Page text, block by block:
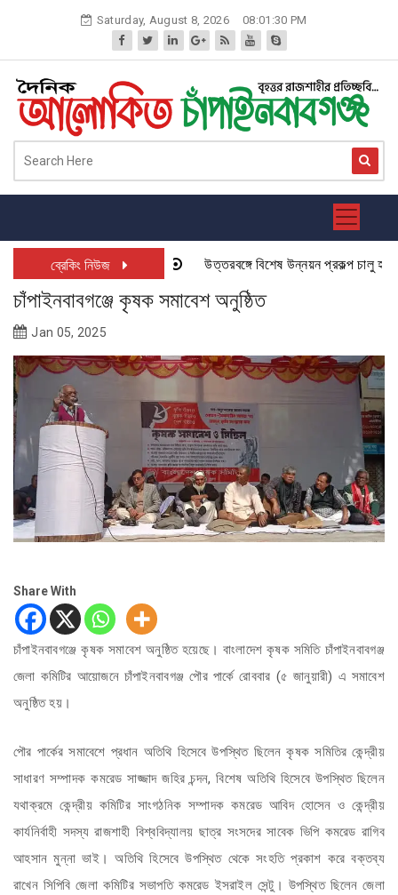
Saturday, August 8, 2026 08:01:30 PM
ব্রেকিং নিউজ উত্তরবঙ্গে বিশেষ উন্নয়ন প্রকল্প চালু হতে
চাঁপাইনবাবগঞ্জে কৃষক সমাবেশ অনুষ্ঠিত
Jan 05, 2025
Share With
চাঁপাইনবাবগঞ্জে কৃষক সমাবেশ অনুষ্ঠিত হয়েছে। বাংলাদেশ কৃষক সমিতি চাঁপাইনবাবগঞ্জ
জেলা কমিটির আয়োজনে চাঁপাইনবাবগঞ্জ পৌর পার্কে রোববার (৫ জানুয়ারী) এ সমাবেশ
অনুষ্ঠিত হয়।
পৌর পার্কের সমাবেশে প্রধান অতিথি হিসেবে উপস্থিত ছিলেন কৃষক সমিতির কেন্দ্রীয়
সাধারণ সম্পাদক কমরেড সাজ্জাদ জহির চন্দন, বিশেষ অতিথি হিসেবে উপস্থিত ছিলেন
যথাক্রমে কেন্দ্রীয় কমিটির সাংগঠনিক সম্পাদক কমরেড আবিদ হোসেন ও কেন্দ্রীয়
কার্যনির্বাহী সদস্য রাজশাহী বিশ্ববিদ্যালয় ছাত্র সংসদের সাবেক ভিপি কমরেড রাগিব
আহসান মুন্না ভাই। অতিথি হিসেবে উপস্থিত থেকে সংহতি প্রকাশ করে বক্তব্য
রাখেন সিপিবি জেলা কমিটির সভাপতি কমরেড ইসরাইল সেন্টু। উপস্থিত ছিলেন জেলা